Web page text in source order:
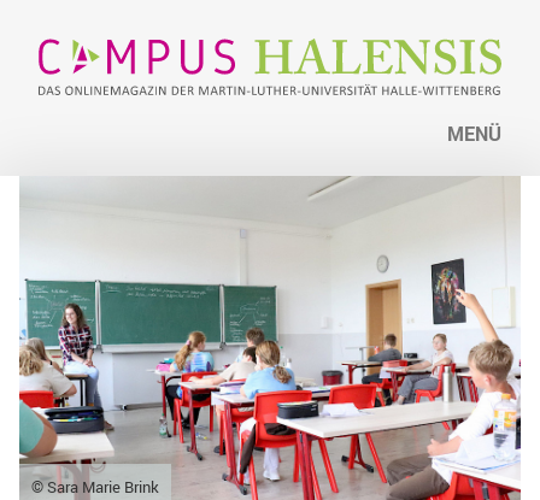
MENÜ
© Sara Marie Brink